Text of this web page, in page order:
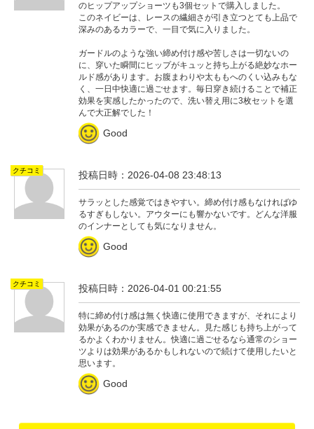
のヒップアップショーツも3個セットで購入しました。
このネイビーは、レースの繊細さが引き立つとても上品で
深みのあるカラーで、一目で気に入りました。
ガードルのような強い締め付け感や苦しさは一切ないの
に、穿いた瞬間にヒップがキュッと持ち上がる絶妙なホー
ルド感があります。お腹まわりや太ももへのくい込みもな
く、一日中快適に過ごせます。毎日穿き続けることで補正
効果を実感したかったので、洗い替え用に3枚セットを選
んで大正解でした！
Good
クチコミ 投稿日時：2026-04-08 23:48:13
サラッとした感覚ではきやすい。締め付け感もなければゆ
るすぎもしない。アウターにも響かないです。どんな洋服
のインナーとしても気になりません。
Good
クチコミ 投稿日時：2026-04-01 00:21:55
特に締め付け感は無く快適に使用できますが、それにより
効果があるのか実感できません。見た感じも持ち上がって
るかよくわかりません。快適に過ごせるなら通常のショー
ツよりは効果があるかもしれないので続けて使用したいと
思います。
Good